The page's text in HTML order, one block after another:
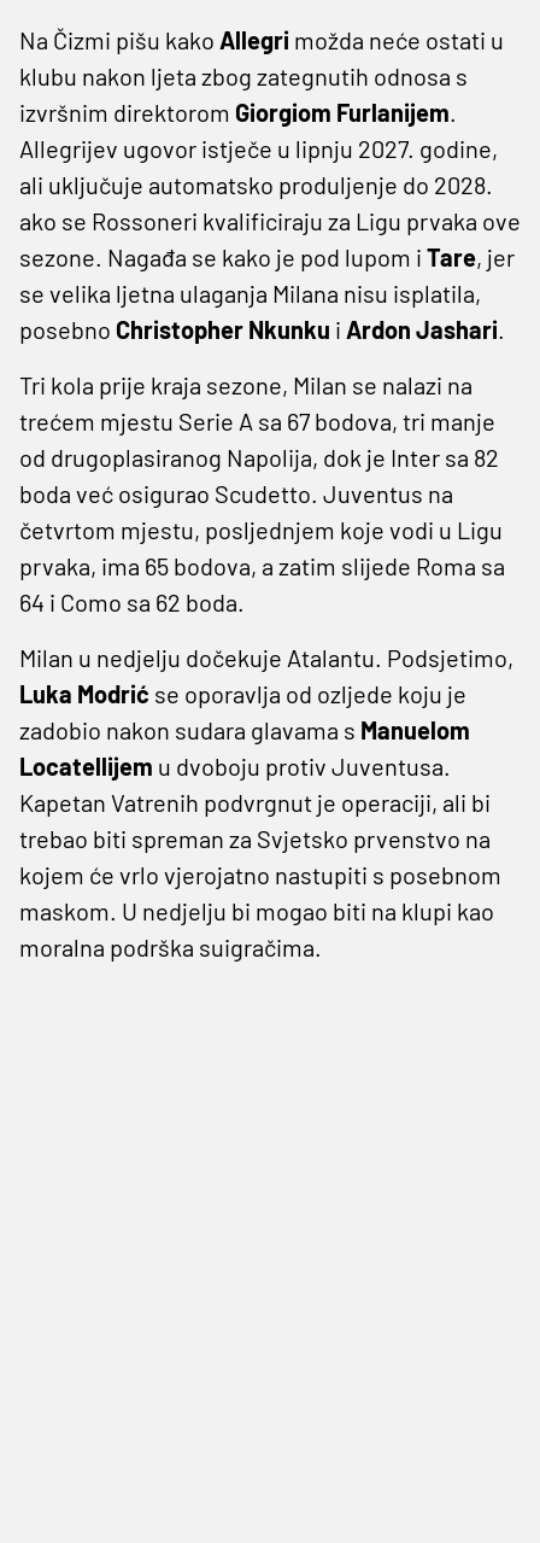
Na Čizmi pišu kako Allegri možda neće ostati u
klubu nakon ljeta zbog zategnutih odnosa s
izvršnim direktorom Giorgiom Furlanijem.
Allegrijev ugovor istječe u lipnju 2027. godine,
ali uključuje automatsko produljenje do 2028.
ako se Rossoneri kvalificiraju za Ligu prvaka ove
sezone. Nagađa se kako je pod lupom i Tare, jer
se velika ljetna ulaganja Milana nisu isplatila,
posebno Christopher Nkunku i Ardon Jashari.
Tri kola prije kraja sezone, Milan se nalazi na
trećem mjestu Serie A sa 67 bodova, tri manje
od drugoplasiranog Napolija, dok je Inter sa 82
boda već osigurao Scudetto. Juventus na
četvrtom mjestu, posljednjem koje vodi u Ligu
prvaka, ima 65 bodova, a zatim slijede Roma sa
64 i Como sa 62 boda.
Milan u nedjelju dočekuje Atalantu. Podsjetimo,
Luka Modrić se oporavlja od ozljede koju je
zadobio nakon sudara glavama s Manuelom
Locatellijem u dvoboju protiv Juventusa.
Kapetan Vatrenih podvrgnut je operaciji, ali bi
trebao biti spreman za Svjetsko prvenstvo na
kojem će vrlo vjerojatno nastupiti s posebnom
maskom. U nedjelju bi mogao biti na klupi kao
moralna podrška suigračima.